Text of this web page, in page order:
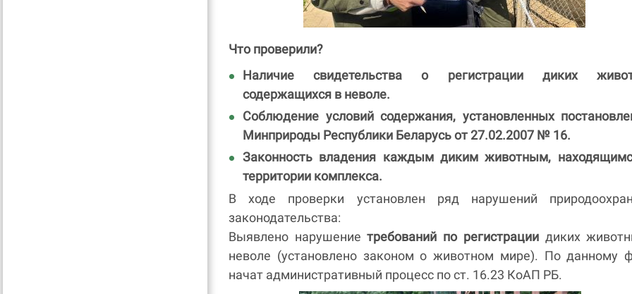
Что проверили?
Наличие свидетельства о регистрации диких
содержащихся в неволе.
Соблюдение условий содержания, установленных
Минприроды Республики Беларусь от 27.02.2007 № 16.
Законность владения каждым диким животным,
территории комплекса.
В ходе проверки установлен ряд нарушений
законодательства:
Выявлено нарушениетребований по регистрациидиких
неволе (установлено законом о животном мире). По данному
начат административный процесс по ст. 16.23 КоАП РБ.